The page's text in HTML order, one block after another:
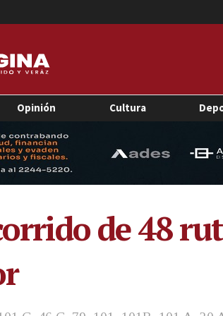
Opinión Cultura
de 48